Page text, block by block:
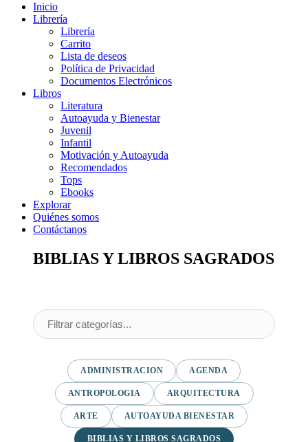
Inicio
Librería
Librería
Carrito
Lista de deseos
Política de Privacidad
Documentos Electrónicos
Libros
Literatura
Autoayuda y Bienestar
Juvenil
Infantil
Motivación y Autoayuda
Recomendados
Tops
Ebooks
Explorar
Quiénes somos
Contáctanos
BIBLIAS Y LIBROS SAGRADOS
ADMINISTRACION AGENDA
ANTROPOLOGIA ARQUITECTURA
ARTE AUTOAYUDA BIENESTAR
BIBLIAS Y LIBROS SAGRADOS